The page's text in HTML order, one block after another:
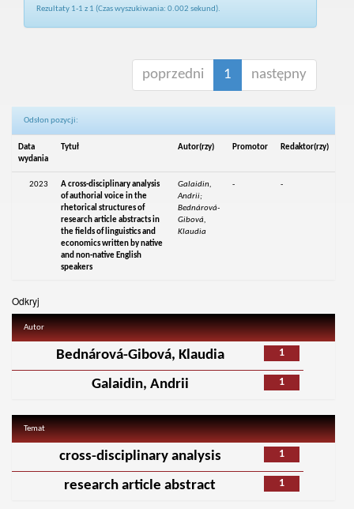
Rezultaty 1-1 z 1 (Czas wyszukiwania: 0.002 sekund).
poprzedni 1 następny
Odsłon pozycji:
Data
wydania
Tytuł Autor(rzy) Promotor Redaktor(rzy)
2023
A cross-disciplinary analysis
of authorial voice in the
rhetorical structures of
research article abstracts in
the fields of linguistics and
economics written by native
and non-native English
speakers
Galaidin,
Andrii;
Bednárová-
Gibová,
Klaudia
- -
Odkryj
Autor
1
Bednárová-Gibová, Klaudia
1
Galaidin, Andrii
Temat
1
cross-disciplinary analysis
1
research article abstract